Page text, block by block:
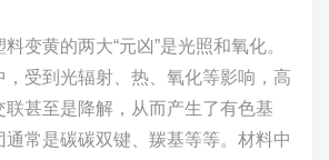
变黄的两大“元凶”是光照和氧化。
，受到光辐射、热、氧化等影响，高
联甚至是降解，从而产生了有色基
通常是碳碳双键、羰基等等。材料中